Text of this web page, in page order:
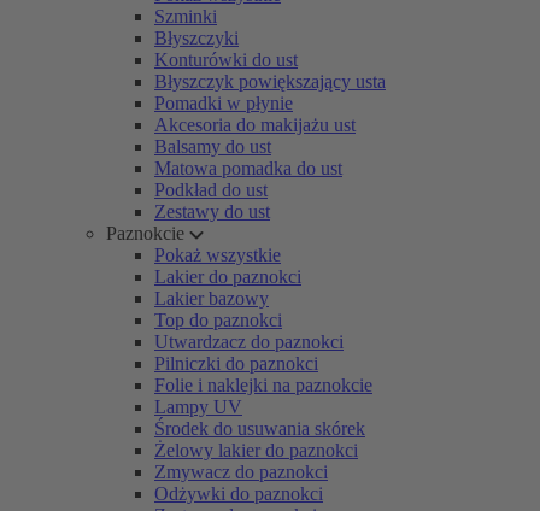
Szminki
Błyszczyki
Konturówki do ust
Błyszczyk powiększający usta
Pomadki w płynie
Akcesoria do makijażu ust
Balsamy do ust
Matowa pomadka do ust
Podkład do ust
Zestawy do ust
Paznokcie
Pokaż wszystkie
Lakier do paznokci
Lakier bazowy
Top do paznokci
Utwardzacz do paznokci
Pilniczki do paznokci
Folie i naklejki na paznokcie
Lampy UV
Środek do usuwania skórek
Żelowy lakier do paznokci
Zmywacz do paznokci
Odżywki do paznokci